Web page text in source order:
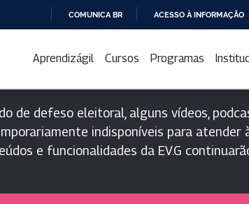
PARA
CONTEÚDO
COMUNICA BR ACESSO À INFORMAÇÃO
Aprendizágil Cursos Programas
de defeso eleitoral, alguns vídeos,
indisponíveis para atender
e funcionalidades da EV.G